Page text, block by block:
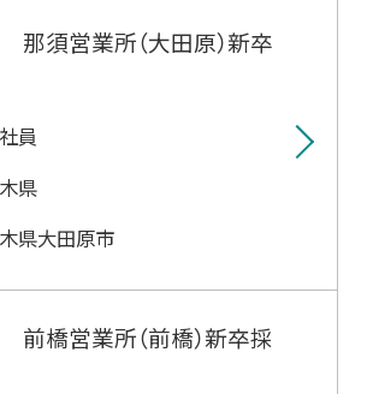
須営業所（大田原）新卒
員
県
県大田原市
橋営業所（前橋）新卒採